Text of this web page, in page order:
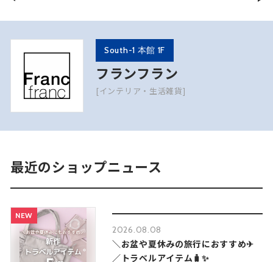
South-1 本館 1F
フランフラン
[インテリア・生活雑貨]
最近のショップニュース
NEW
2026.08.08
＼お盆や夏休みの旅行におすすめ✈
／トラベルアイテム🧳✨